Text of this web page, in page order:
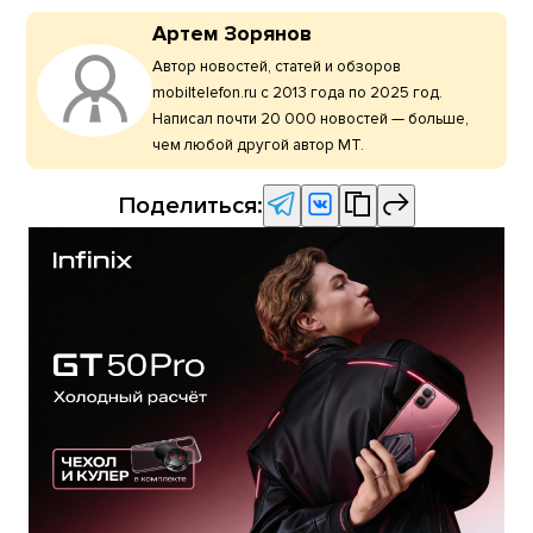
Артем Зорянов
Автор новостей, статей и обзоров
mobiltelefon.ru с 2013 года по 2025 год.
Написал почти 20 000 новостей — больше,
чем любой другой автор МТ.
Поделиться: